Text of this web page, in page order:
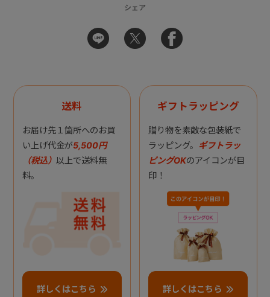
シェア
送料
お届け先１箇所へのお買
い上げ代金が5,500円
（税込） 以上で送料無
料。
詳しくはこちら
ギフトラッピング
贈り物を素敵な包装紙で
ラッピング。 ギフトラッ
ピングOKのアイコンが目
印！
詳しくはこちら